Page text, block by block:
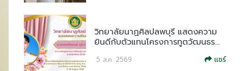
วิทยาลัยนาฏศิลปลพบุรี แสดงความ
ยินดีกับตัวแทนโครงการทูตวัฒนธร...
5 ส.ค. 2569 แชร์